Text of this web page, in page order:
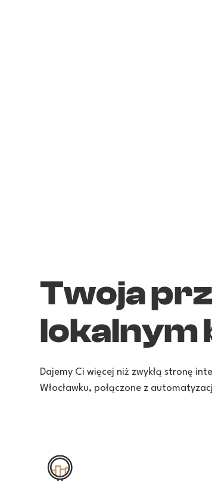
Twoja
lokalnym
Dajemy Ci więcej niż zwykłą stronę
Włocławku, połączone z